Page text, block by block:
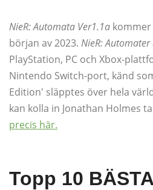
NieR: Automata Ver1.1a kommer
början av 2023. NieR: Automater
PlayStation, PC och Xbox-
Nintendo Switch-port, känd
Edition' släpptes över hela
kan kolla in Jonathan Holmes
precis här.
Topp 10 BÄSTA